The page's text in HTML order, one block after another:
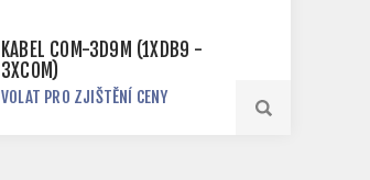
KABEL COM-3D9M (1XDB9 -
3XCOM)
VOLAT PRO ZJIŠTĚNÍ CENY